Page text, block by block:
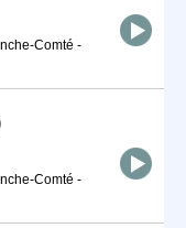
Comté -
Comté -